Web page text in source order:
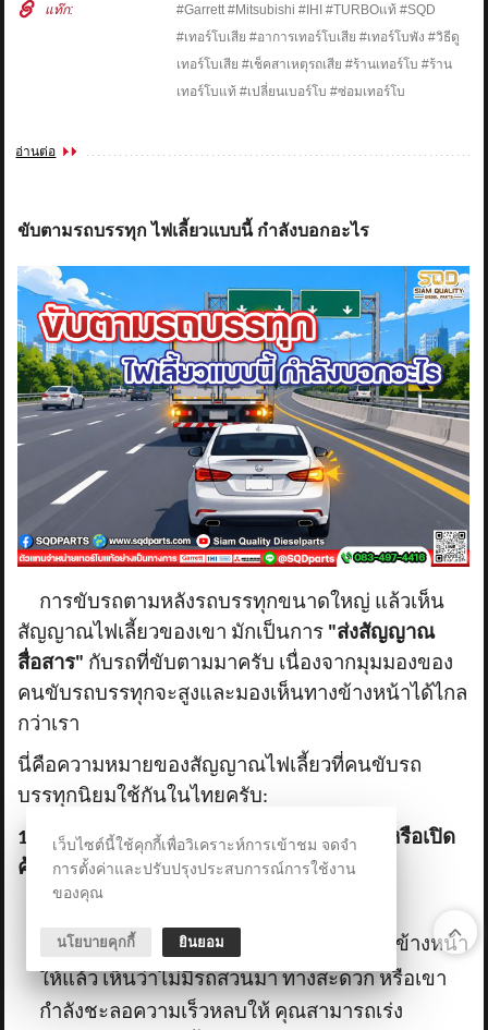
แท๊ก:
#Garrett #Mitsubishi #IHI #TURBOแท้ #SQD
#เทอร์โบเสีย #อาการเทอร์โบเสีย #เทอร์โบพัง #วิธีดู
เทอร์โบเสีย #เช็คสาเหตุรถเสีย #ร้านเทอร์โบ #ร้าน
เทอร์โบแท้ #เปลี่ยนเบอร์โบ #ซ่อมเทอร์โบ
อ่านต่อ
ขับตามรถบรรทุก ไฟเลี้ยวแบบนี้ กำลังบอกอะไร
การขับรถตามหลังรถบรรทุกขนาดใหญ่ แล้วเห็น
สัญญาณไฟเลี้ยวของเขา มักเป็นการ "ส่งสัญญาณ
สื่อสาร" กับรถที่ขับตามมาครับ เนื่องจากมุมมองของ
คนขับรถบรรทุกจะสูงและมองเห็นทางข้างหน้าได้ไกล
กว่าเรา
นี่คือความหมายของสัญญาณไฟเลี้ยวที่คนขับรถ
บรรทุกนิยมใช้กันในไทยครับ:
1. เปิดไฟเลี้ยว "ซ้าย" (เปิดแป๊บเดียวแล้วดับ หรือเปิด
ค้างไว้)
คำอธิบาย:
คนขับรถบรรทุกช่วยมองทางข้างหน้า
ให้แล้ว เห็นว่าไม่มีรถสวนมา ทางสะดวก หรือเขา
กำลังชะลอความเร็วหลบให้ คุณสามารถเร่ง
เว็บไซต์นี้ใช้คุกกี้เพื่อวิเคราะห์การเข้าชม จดจำ
การตั้งค่าและปรับปรุงประสบการณ์การใช้งาน
ของคุณ
นโยบายคุกกี้ ยินยอม